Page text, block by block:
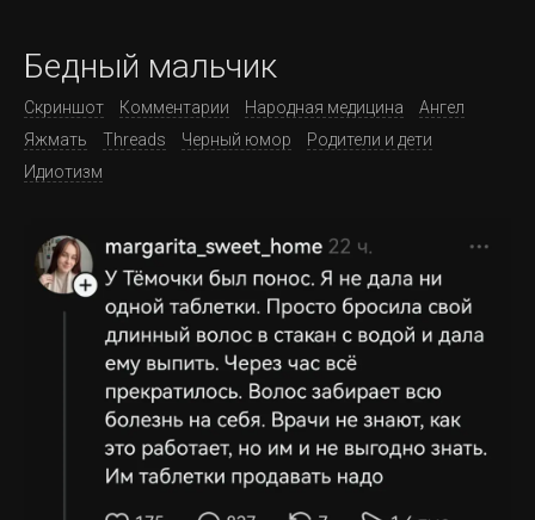
Бедный мальчик
Скриншот Комментарии Народная медицина
Ангел
Яжмать
Threads Черный юмор
Родители и дети
Идиотизм